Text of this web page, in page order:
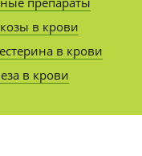
в крови
в крови
в крови